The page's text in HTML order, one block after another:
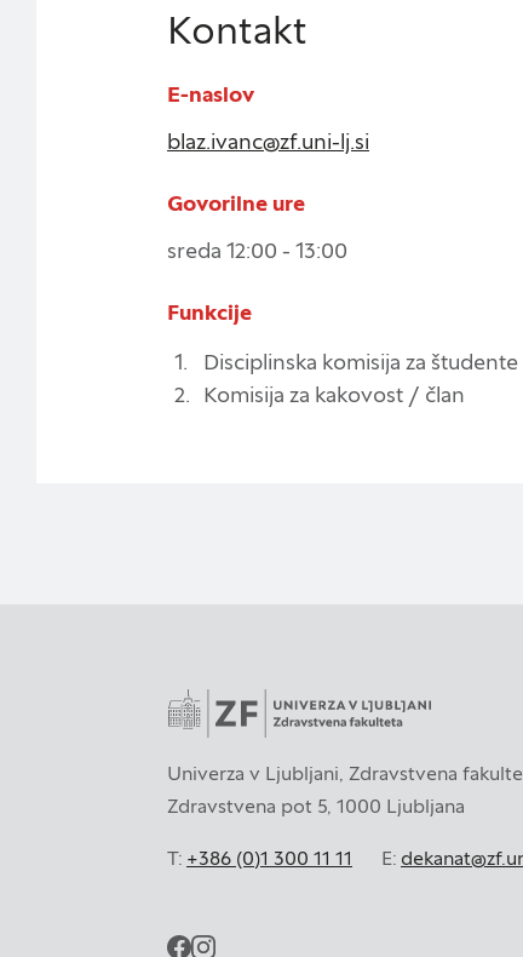
Kontakt
E-naslov
blaz.ivanc@zf.uni-lj.si
Govorilne ure
sreda 12:00 - 13:00
Funkcije
Disciplinska komisija za
Komisija za kakovost / član
Univerza v Ljubljani, Zdravstvena
Zdravstvena pot 5, 1000 Ljubljana
T: +386 (0)1 300 11 11 E:
Običajno so
te piškotke ali
delovanja našega
priljubljena, in
Zavrni vse